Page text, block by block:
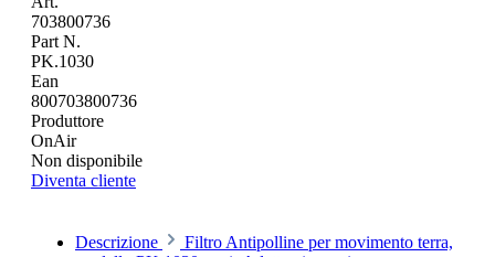
703800736
Part N.
PK.1030
Ean
800703800736
Produttore
OnAir
Non disponibile
Diventa cliente
Descrizione
Filtro Antipolline per movimento terra,